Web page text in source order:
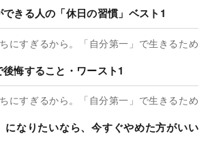
きる人の「休日の習慣」ベスト1
にすぎるから。「自分第一」で生きるため
悔すること・ワースト1
にすぎるから。「自分第一」で生きるため
になりたいなら、今すぐやめた方がいい